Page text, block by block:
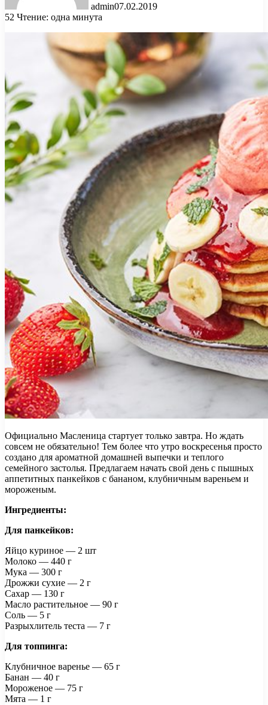
admin07.02.2019
52 Чтение: одна минута
Официально Масленица стартует только завтра. Но ждать
совсем не обязательно! Тем более что утро воскресенья просто
создано для ароматной домашней выпечки и теплого
семейного застолья. Предлагаем начать свой день с пышных
аппетитных панкейков с бананом, клубничным вареньем и
мороженым.
Ингредиенты:
Для панкейков:
Яйцо куриное — 2 шт
Молоко — 440 г
Мука — 300 г
Дрожжи сухие — 2 г
Сахар — 130 г
Масло растительное — 90 г
Соль — 5 г
Разрыхлитель теста — 7 г
Для топпинга:
Клубничное варенье — 65 г
Банан — 40 г
Мороженое — 75 г
Мята — 1 г